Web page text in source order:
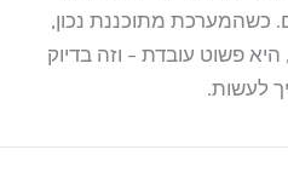
כשהמערכת מתוכננת נכון,
היא פשוט עובדת – וזה בדיוק
לעשות.